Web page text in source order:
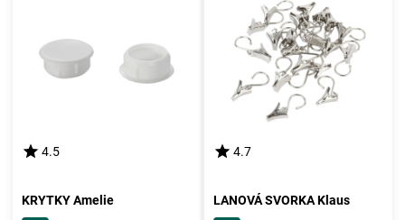
4.5
KRYTKY Amelie
4.7
LANOVÁ SVORKA Klaus